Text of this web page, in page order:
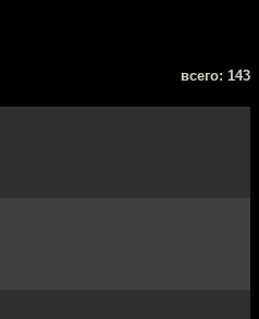
всего: 143